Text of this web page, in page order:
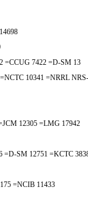
=CCUG 7422 =D-SM 13
10341 =NRRL NRS-
12305 =LMG 17942
=D-SM 12751 =KCTC
=NCIB 11433